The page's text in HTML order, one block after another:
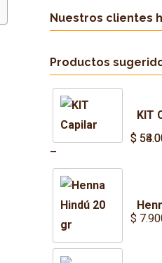
Nuestros clientes
Productos
KIT
$
–
$
Price
range:
$ 54.000
through
$ 58.000
$